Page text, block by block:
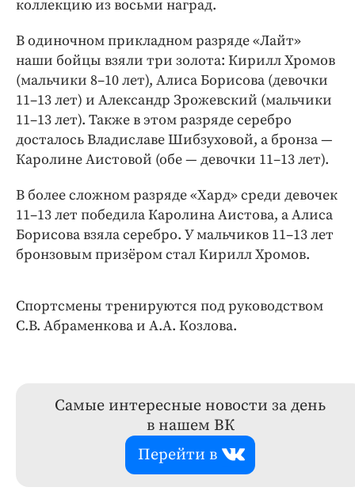
коллекцию из восьми наград.
В одиночном прикладном разряде «Лайт»
наши бойцы взяли три золота: Кирилл Хромов
(мальчики 8–10 лет), Алиса Борисова (девочки
11–13 лет) и Александр Зрожевский (мальчики
11–13 лет). Также в этом разряде серебро
досталось Владиславе Шибзуховой, а бронза —
Каролине Аистовой (обе — девочки 11–13 лет).
В более сложном разряде «Хард» среди девочек
11–13 лет победила Каролина Аистова, а Алиса
Борисова взяла серебро. У мальчиков 11–13 лет
бронзовым призёром стал Кирилл Хромов.
Спортсмены тренируются под руководством
С.В. Абраменкова и А.А. Козлова.
Самые интересные новости за день
в нашем ВК
Перейти в